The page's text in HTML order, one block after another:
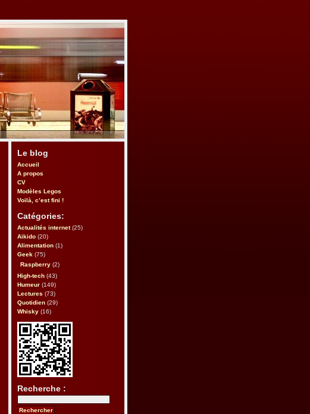
Le blog
Accueil
A propos
CV
Modèles Legos
Voilà, c’est fini !
Catégories:
Actualités internet(25)
Aikido (20)
Alimentation (1)
Geek (75)
Raspberry (2)
High-tech (43)
Humeur (149)
Lectures (73)
Quotidien (29)
Whisky (16)
Recherche :